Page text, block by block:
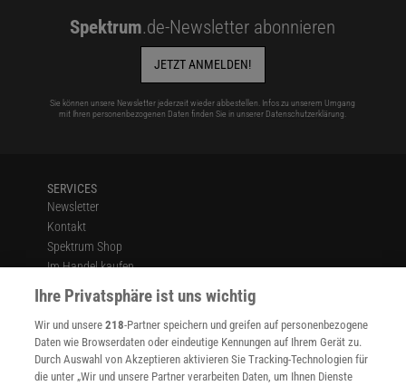
Spektrum.de-Newsletter abonnieren
JETZT ANMELDEN!
Sie können unsere Newsletter jederzeit wieder abbestellen. Infos zu unserem Umgang
mit Ihren personenbezogenen Daten finden Sie in unserer Datenschutzerklärung
SERVICES
Newsletter
Kontakt
Spektrum Shop
Im Handel kaufen
Presse
Verträge kündigen
Widerruf
INFO
Mediadaten
Ihre Privatsphäre ist uns wichtig
Wir und unsere218-Partner speichern und greifen auf personenbezogene
Daten wie Browserdaten oder eindeutige Kennungen auf Ihrem Gerät zu.
Durch Auswahl von Akzeptieren aktivieren Sie Tracking-Technologien für
die unter „Wir und unsere Partner verarbeiten Daten, um Ihnen Dienste